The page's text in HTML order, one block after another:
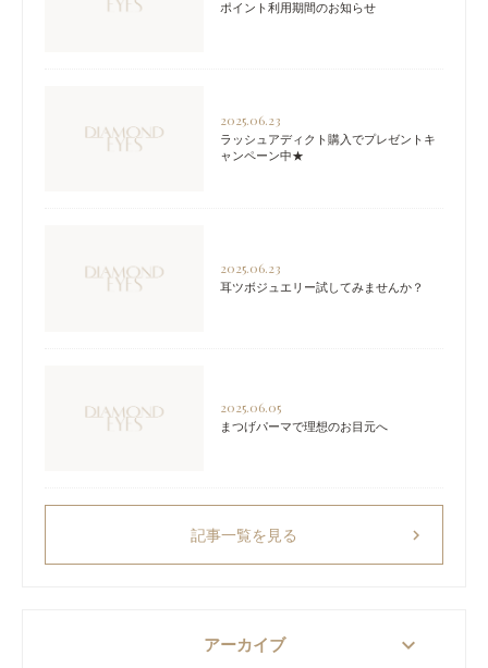
ポイント利用期間のお知らせ
2025.06.23
ラッシュアディクト購入でプレゼントキ
ャンペーン中★
2025.06.23
耳ツボジュエリー試してみませんか？
2025.06.05
まつげパーマで理想のお目元へ
記事一覧を見る chevron_right
アーカイブ keyboard_arrow_down